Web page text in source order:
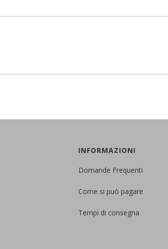
INFORMAZIONI
Domande Frequenti
Come si può pagare
Tempi di consegna